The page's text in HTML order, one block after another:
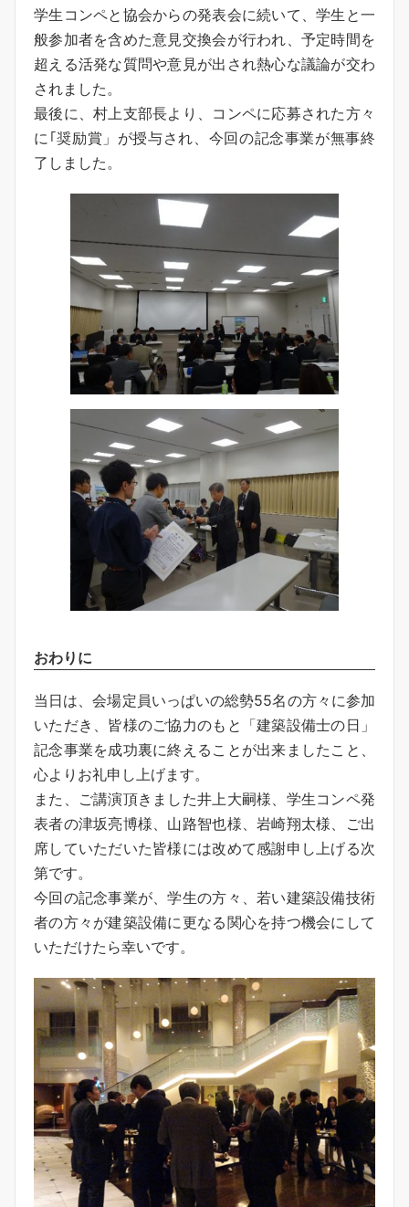
学生コンペと協会からの発表会に続いて、学生と一
般参加者を含めた意見交換会が行われ、予定時間を
超える活発な質問や意見が出され熱心な議論が交わ
されました。
最後に、村上支部長より、コンペに応募された方々
に｢奨励賞」が授与され、今回の記念事業が無事終
了しました。
おわりに
当日は、会場定員いっぱいの総勢55名の方々に参加
いただき、皆様のご協力のもと「建築設備士の日」
記念事業を成功裏に終えることが出来ましたこと、
心よりお礼申し上げます。
また、ご講演頂きました井上大嗣様、学生コンペ発
表者の津坂亮博様、山路智也様、岩崎翔太様、ご出
席していただいた皆様には改めて感謝申し上げる次
第です。
今回の記念事業が、学生の方々、若い建築設備技術
者の方々が建築設備に更なる関心を持つ機会にして
いただけたら幸いです。